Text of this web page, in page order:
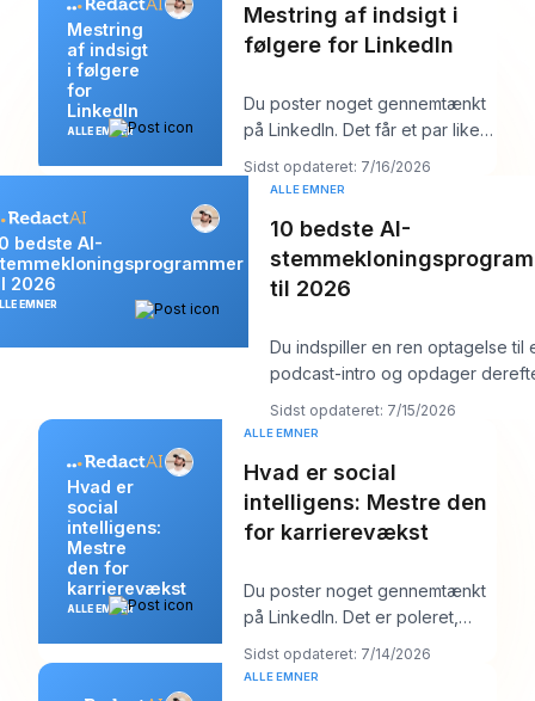
Mestring
af indsigt
i følgere
for
LinkedIn
ALLE EMNER
Mestring af indsigt i
følgere for LinkedIn
Du poster noget gennemtænkt
på LinkedIn. Det får et par likes,
måske en kommentar fra en
kollega, må
Sidst opdateret: 7/16/2026
bedste AI-
2026
EMNER
ALLE EMNER
10 bedste AI-
til 2026
Du indspiller en ren optagelse til
podcast-intro og opdager
ændring i et produktnavn
Sidst opdateret: 7/15/2026
Hvad er
social
intelligens:
Mestre
den for
karrierevækst
ALLE EMNER
ALLE EMNER
Hvad er social
intelligens: Mestre den
for karrierevækst
Du poster noget gennemtænkt
på LinkedIn. Det er poleret,
nyttigt og velskrevet. Et par
timer senere
Sidst opdateret: 7/14/2026
ALLE EMNER